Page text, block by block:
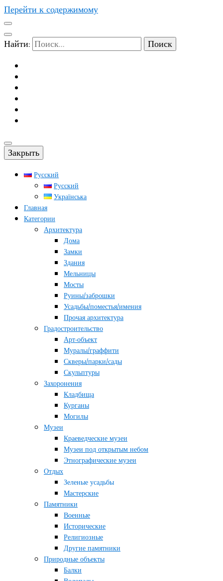
Перейти к содержимому
Найти:
Закрыть
Русский
Русский
Українська
Главная
Категории
Архитектура
Дома
Замки
Здания
Мельницы
Мосты
Руины/заброшки
Усадьбы/поместья/имения
Прочая архитектура
Градостроительство
Арт-объект
Муралы/граффити
Скверы/парки/сады
Скульптуры
Захоронения
Кладбища
Курганы
Могилы
Музеи
Краеведческие музеи
Музеи под открытым небом
Этнографические музеи
Отдых
Зеленые усадьбы
Мастерские
Памятники
Военные
Исторические
Религиозные
Другие памятники
Природные объекты
Балки